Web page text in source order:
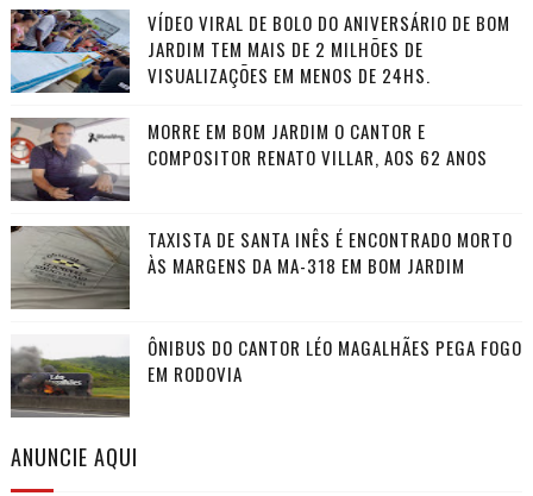
VÍDEO VIRAL DE BOLO DO ANIVERSÁRIO DE BOM
JARDIM TEM MAIS DE 2 MILHÕES DE
VISUALIZAÇÕES EM MENOS DE 24HS.
MORRE EM BOM JARDIM O CANTOR E
COMPOSITOR RENATO VILLAR, AOS 62 ANOS
TAXISTA DE SANTA INÊS É ENCONTRADO MORTO
ÀS MARGENS DA MA-318 EM BOM JARDIM
ÔNIBUS DO CANTOR LÉO MAGALHÃES PEGA FOGO
EM RODOVIA
ANUNCIE AQUI